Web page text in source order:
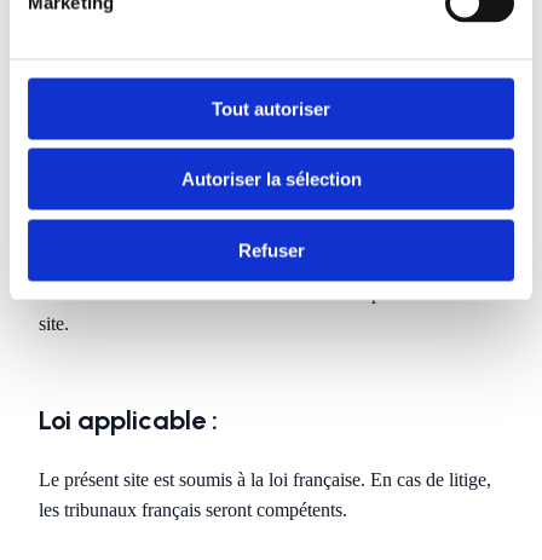
Tout autoriser
Autoriser la sélection
Refuser
de rectification et de suppression des données vous
email à dev@thomasandrelubin.fr .
analyser l’usage du site. Vous pouvez gérer vos préférences
site.
Loi applicable :
Le présent site est soumis à la loi française. En cas de litige,
les tribunaux français seront compétents.